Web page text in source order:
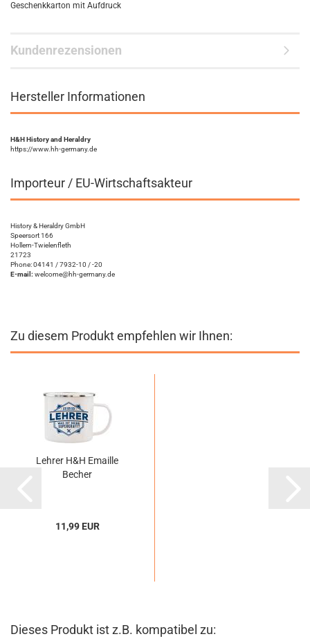
Geschenkkarton mit Aufdruck
Kundenrezensionen
Hersteller Informationen
H&H History and Heraldry
https://www.hh-germany.de
Importeur / EU-Wirtschaftsakteur
History & Heraldry GmbH
Speersort 166
Hollern-Twielenfleth
21723
Phone: 04141 / 7932-10 / -20
E-mail: welcome@hh-germany.de
Zu diesem Produkt empfehlen wir Ihnen:
Lehrer H&H Emaille
Becher
11,99 EUR
Dieses Produkt ist z.B. kompatibel zu: